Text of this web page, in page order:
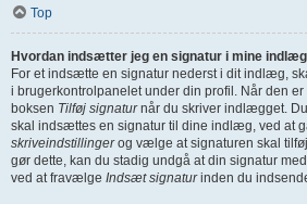
Top
Hvordan indsætter jeg en signatur i mine
For et indsætte en signatur nederst i dit indlæg,
i brugerkontrolpanelet under din profil. Når den
boksen Tilføj signaturnår du skriver indlægget.
skal indsættes en signatur til dine indlæg, ved at
skriveindstillingerog vælge at signaturen skal
gør dette, kan du stadig undgå at din signatur
ved at fravælge Indsæt signaturinden du